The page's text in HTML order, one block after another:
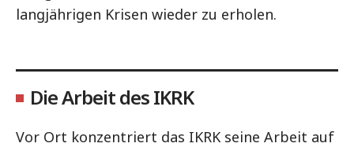
langjährigen Krisen wieder zu erholen.
Die Arbeit des IKRK
Vor Ort konzentriert das IKRK seine Arbeit auf